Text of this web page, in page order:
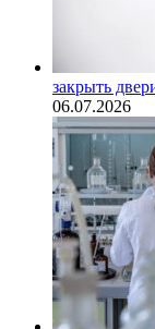
закрыть
06.07.2026